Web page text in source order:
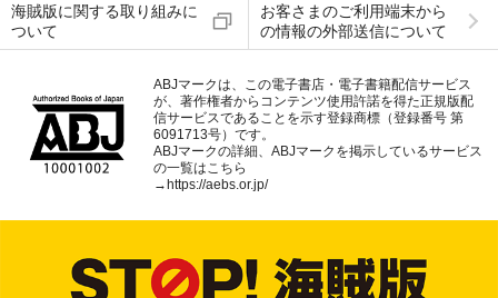
海賊版に関する取り組みに
ついて
お客さまのご利用端末から
の情報の外部送信について
ABJマークは、この電子書店・電子書籍配信サービス
が、著作権者からコンテンツ使用許諾を得た正規版配
信サービスであることを示す登録商標（登録番号 第
6091713号）です。
ABJマークの詳細、ABJマークを掲示しているサービス
の一覧はこちら
→https://aebs.or.jp/